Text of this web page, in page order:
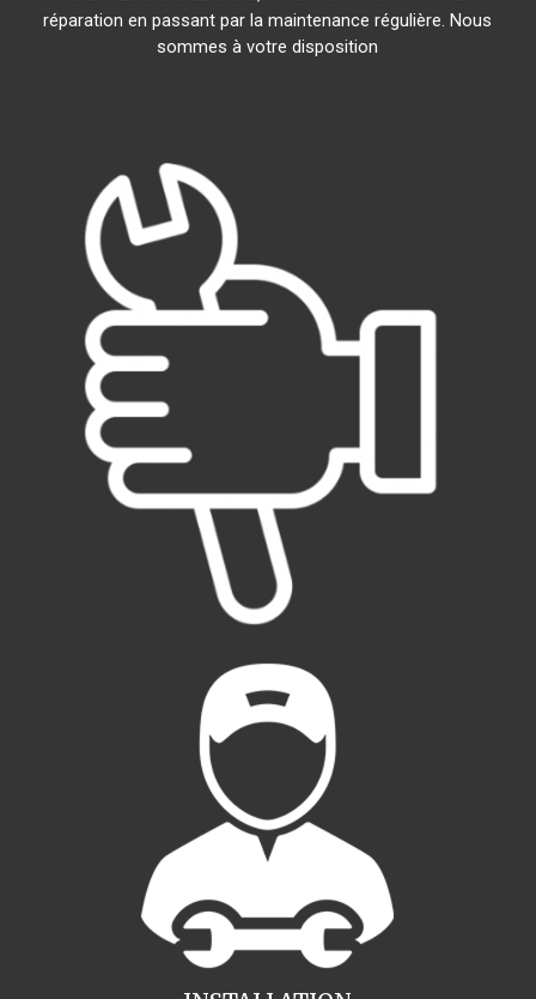
réparation en passant par la maintenance régulière. Nous
sommes à votre disposition